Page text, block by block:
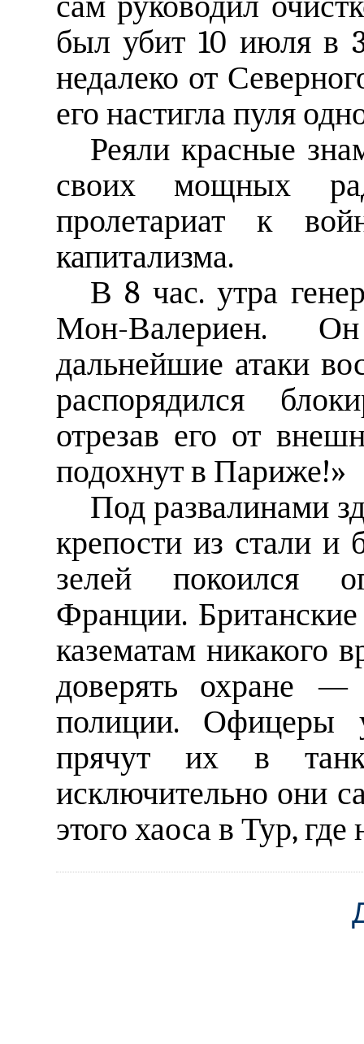
был убит 10 июля в
недалеко от
его настигла пуля
Реяли красные
своих мощных
пролетариат к
капитализма.
В 8 час. утра
Мон-Валериен.
дальнейшие атаки
распорядился
отрезав его от
подохнут в Париже!»
Под развалинами
крепости из стали и
зелей покоился
Франции.
казематам никакого
доверять охране
полиции. Офицеры
прячут их в
исключительно они
этого хаоса в Тур,